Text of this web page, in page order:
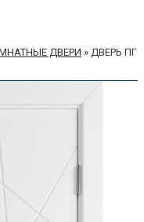
ДВЕРИ » ДВЕРЬ ПГ